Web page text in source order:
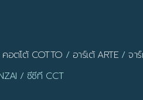
คอตโต้ COTTO / อาร์เต้ ARTE/จา
/ ซีซีที CCT